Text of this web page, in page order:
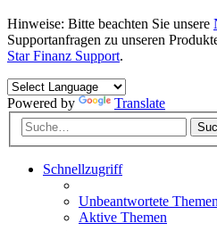
Hinweise: Bitte beachten Sie unsere
Supportanfragen zu unseren
Star Finanz Support.
Powered by Translate
Schnellzugriff
Unbeantwortete
Aktive Themen